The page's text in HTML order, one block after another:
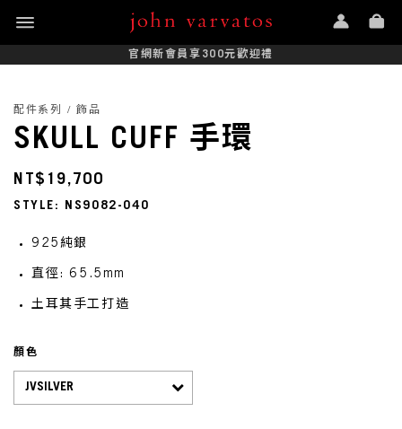
官網新會員享300元歡迎禮
配件系列 / 飾品
SKULL CUFF 手環
STYLE: NS9082-040
925純銀
直徑: 65.5mm
土耳其手工打造
NT$19,700
顏色